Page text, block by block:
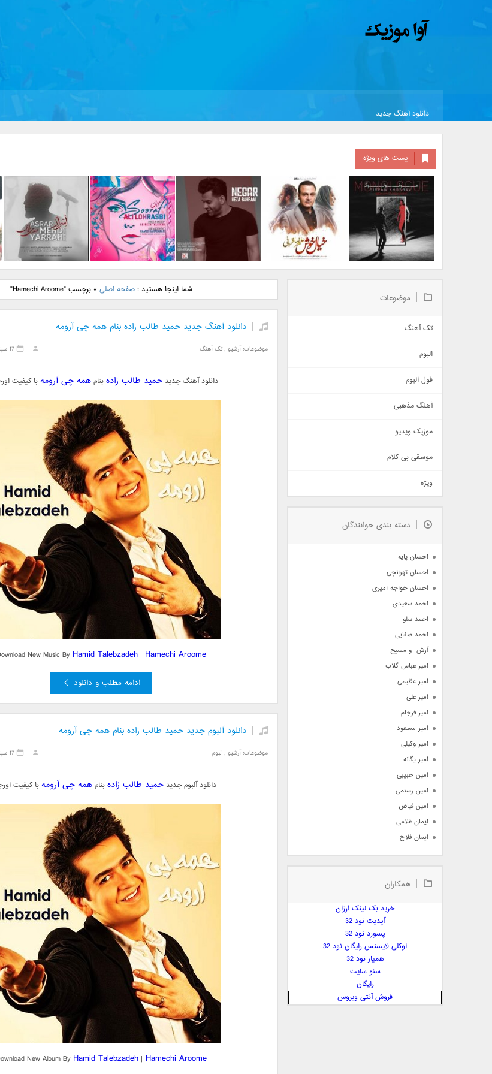
دانلود آهنگ جدید
پست های ویژه
خسروی بنام مونولوگ
دانلود آهنگ جدید علیرضا
دانلود آهنگ جدید رضا
دانلود آهنگ جدید علی
لهراسبی بنام صورت
دانلود آهنگ جدید مهدی
یراحی بنام اسرار
شما اینجا هستید :صفحه اصلی »برچسب "Hamechi Aroome"
دانلود آهنگ جدید حمید طالب زاده بنام همه چی آرومه
موضوعات:آرشیو ,تک آهنگ 17 سپتامبر 2016
دانلود آهنگ جدیدحمید طالب زادهبنامهمه چی آرومه با کیفیت
New Music By Hamid Talebzadeh | Hamechi Aroome
ادامه مطلب و دانلود
دانلود آلبوم جدید حمید طالب زاده بنام همه چی آرومه
موضوعات:آرشیو ,البوم 17 سپتامبر 2016
دانلود آلبوم جدید حمید طالب زادهبنامهمه چی آرومهبا کیفیت
New Album By Hamid Talebzadeh | Hamechi Aroome
موضوعات
تک آهنگ
اجتماعی
حماسی
سنتی
اهنگ بندرعباسی
دمو
مذهبی
جدیدترین ها
البوم
فول البوم
آهنگ مذهبی
موزیک ویدیو
موسقی بی کلام
ویژه
دسته بندی خوانندگان
احسان پایه
احسان تهرانچی
احسان خواجه امیری
احمد سعیدی
احمد سلو
احمد صفایی
آرش  و مسیح
امیر عباس گلاب
امیر عظیمی
امیر علی
امیر فرجام
امیر مسعود
امیر وکیلی
امیر یگانه
امین حبیبی
امین رستمی
امین فیاض
ایمان غلامی
ایمان فلاح
بابک جهانبخش
بابک مافی
بهنام صفوی
پارسا چیلیک
همکاران
خرید بک لینک ارزان
آپدیت نود 32
پسورد نود 32
اوکلی لایسنس رایگان نود 32
همیار نود 32
سئو سایت
رایگان
فروش آنتی ویروس